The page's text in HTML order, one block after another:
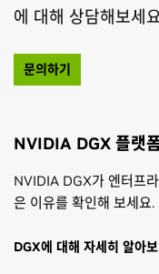
에 대해 상담해보세
문의하기
NVIDIA DGX 플랫
NVIDIA DGX가 엔터프
은 이유를 확인해 보세요.
DGX에 대해 자세히 알아보